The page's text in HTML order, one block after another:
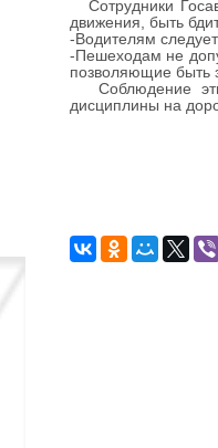
Сотрудники
движения, быть
-Водителям
-Пешеходам не
позволяющие быть
Соблюдение
дисциплины на